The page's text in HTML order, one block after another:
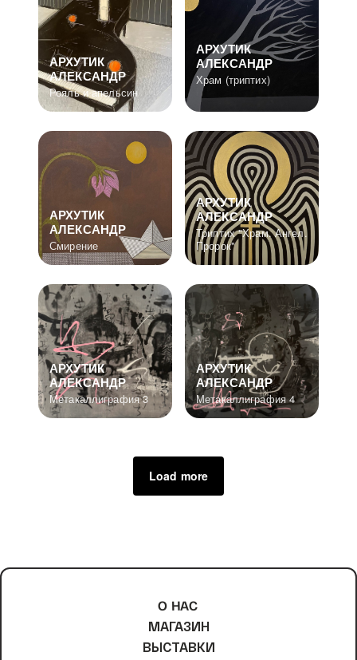
АРХУТИК
АЛЕКСАНДР
Рояль и апельсин
АРХУТИК
АЛЕКСАНДР
Храм (триптих)
АРХУТИК
АЛЕКСАНДР
Смирение
АРХУТИК
АЛЕКСАНДР
Триптих "Храм. Ангел.
Пророк"
АРХУТИК
АЛЕКСАНДР
Метакаллиграфия 3
АРХУТИК
АЛЕКСАНДР
Метакаллиграфия 4
Load more
О НАС
МАГАЗИН
ВЫСТАВКИ